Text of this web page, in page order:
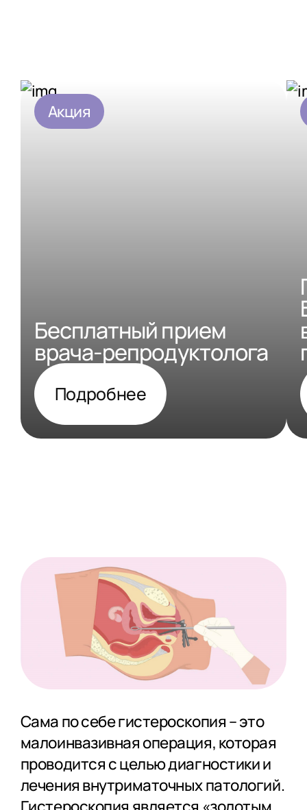
Акция
Бесплатный прием
врача-репродуктолога
Подробнее
Сама по себе гистероскопия – это
малоинвазивная операция, которая
проводится с целью диагностики и
лечения внутриматочных патологий.